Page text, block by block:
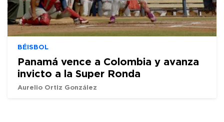
BÉISBOL
Panamá vence a Colombia y avanza
invicto a la Super Ronda
Aurelio Ortiz González